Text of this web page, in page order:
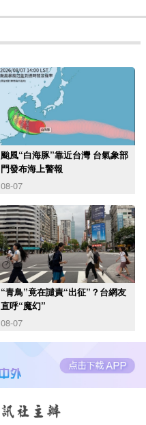
颱風“白海豚”靠近台灣 台氣象部
門發布海上警報
08-07
“青鳥”竟在譴責“出征”？台網友
直呼“魔幻”
08-07